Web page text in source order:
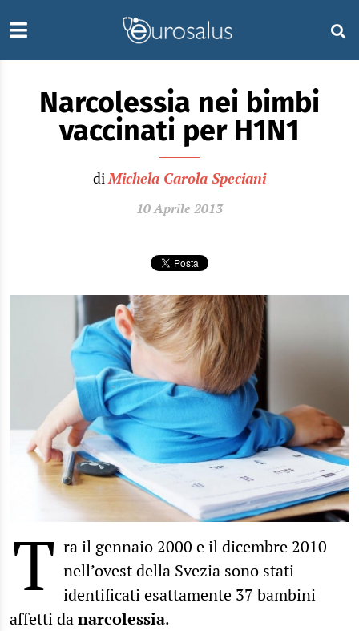
Narcolessia nei bimbi
vaccinati per H1N1
diMichela Carola Speciani
10 Aprile 2013
T ra il gennaio 2000 e il dicembre 2010
nell’ovest della Svezia sono stati
identificati esattamente 37 bambini
affetti danarcolessia.